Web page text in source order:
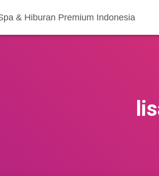
& Hiburan Premium Indonesia